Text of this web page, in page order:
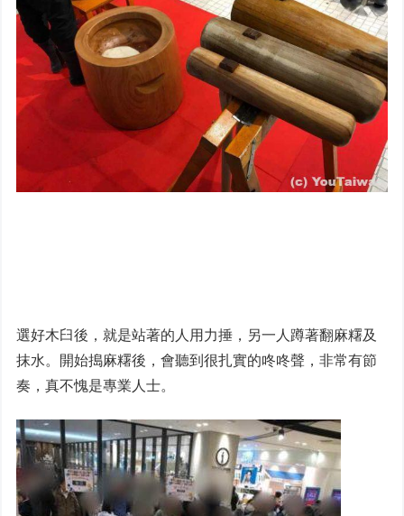
選好木臼後，就是站著的人用力捶，另一人蹲著翻麻糬及
抹水。開始搗麻糬後，會聽到很扎實的咚咚聲，非常有節
奏，真不愧是專業人士。